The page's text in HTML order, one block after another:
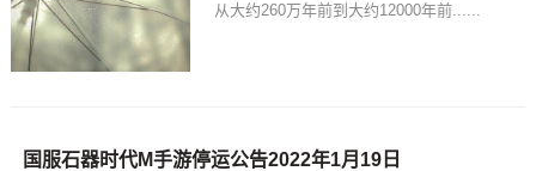
从大约260万年前到大约12000年前......
国服石器时代M手游停运公告2022年1月19日